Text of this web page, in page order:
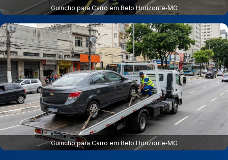
Guincho para Carro em Belo Horizonte‑MG
Guincho para Carro em Belo Horizonte‑MG